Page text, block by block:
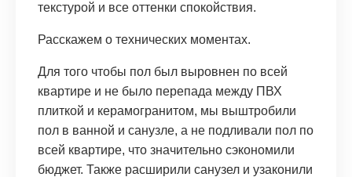
текстурой и все оттенки спокойствия.
Расскажем о технических моментах.
Для того чтобы пол был выровнен по всей
квартире и не было перепада между ПВХ
плиткой и керамогранитом, мы выштробили
пол в ванной и санузле, а не подливали пол по
всей квартире, что значительно сэкономили
бюджет. Также расширили санузел и узаконили